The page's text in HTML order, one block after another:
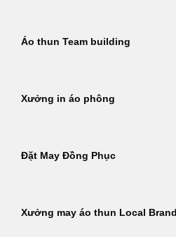
Áo thun Team building
Xưởng in áo phông
Đặt May Đồng Phục
Xưởng may áo thun Local Brand